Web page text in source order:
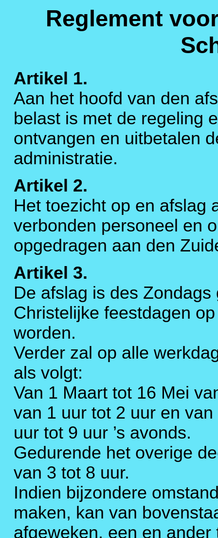
Reglement
Artikel 1.
Aan het hoofd van den
belast is met de regeling
ontvangen en uitbetalen
administratie.
Artikel 2.
Het toezicht op en afslag
verbonden personeel en
opgedragen aan den
Artikel 3.
De afslag is des
Christelijke feestdagen
worden.
Verder zal op alle
als volgt:
Van 1 Maart tot 16 Mei
van 1 uur tot 2 uur en van
uur tot 9 uur ’s avonds.
Gedurende het overige
van 3 tot 8 uur.
Indien bijzondere
maken, kan van
afgeweken, een en